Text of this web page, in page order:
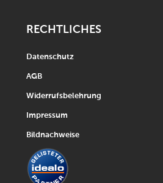
RECHTLICHES
Datenschutz
AGB
Widerrufsbelehrung
Impressum
Bildnachweise